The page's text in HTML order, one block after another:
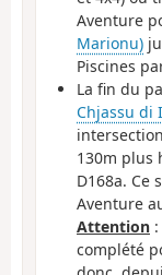
Aventure
Marionu)
Piscines
La fin du
Chjassu di
130m plus
D168a. Ce
Aventure
Attention
complété